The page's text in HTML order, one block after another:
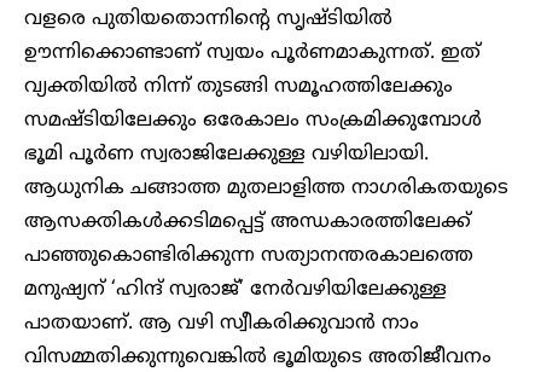
വളരെ പുതിയതൊന്നിന്റെ സൃഷ്ടിയില്‍
ഊന്നിക്കൊണ്ടാണ് സ്വയം പൂര്‍ണമാകുന്നത്. ഇത്
വ്യക്തിയില്‍ നിന്ന് തുടങ്ങി സമൂഹത്തിലേക്കും
സമഷ്ടിയിലേക്കും ഒരേകാലം സംക്രമിക്കുമ്പോള്‍
ഭൂമി പൂര്‍ണ സ്വരാജിലേക്കുള്ള വഴിയിലായി.
ആധുനിക ചങ്ങാത്ത മുതലാളിത്ത നാഗരികതയുടെ
ആസക്തികള്‍ക്കടിമപ്പെട്ട് അന്ധകാരത്തിലേക്ക്
പാഞ്ഞുകൊണ്ടിരിക്കുന്ന സത്യാനന്തരകാലത്തെ
മനുഷ്യന് ‘ഹിന്ദ് സ്വരാജ്’ നേര്‍വഴിയിലേക്കുള്ള
പാതയാണ്. ആ വഴി സ്വീകരിക്കുവാന്‍ നാം
വിസമ്മതിക്കുന്നുവെങ്കില്‍ ഭൂമിയുടെ അതിജീവനം